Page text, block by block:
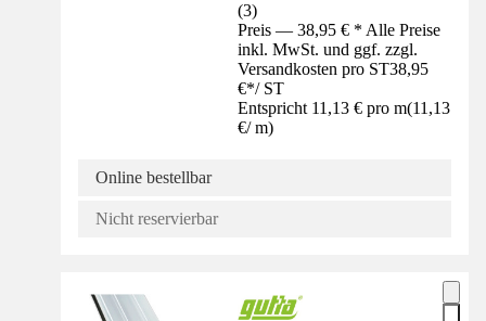
(3)
Preis — 38,95 € * Alle Preise
inkl. MwSt. und ggf. zzgl.
Versandkosten pro ST38,95
€*/ ST
Entspricht 11,13 € pro m(11,13
€/ m)
Online bestellbar
Nicht reservierbar